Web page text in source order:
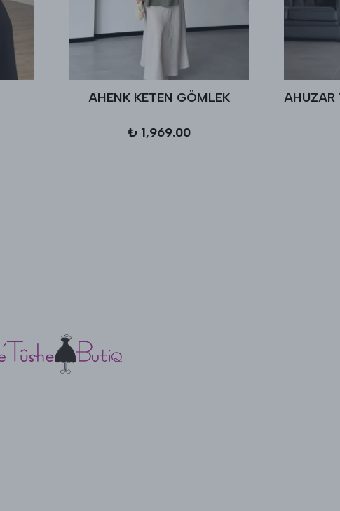
AHENK KETEN GÖMLEK
₺ 1,969.00